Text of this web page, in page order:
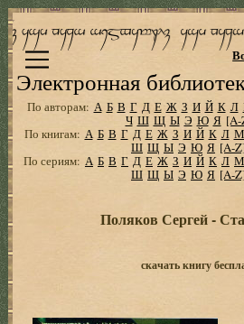
Электронная
По авторам: А Б В Г Д Е Ж З И Й К Л
Ч Ш Щ Ы Э Ю Я
По книгам: А Б В Г Д Е Ж З И Й К Л М
Ш Щ Ы Э Ю Я [A-
По сериям: А Б В Г Д Е Ж З И Й К Л М
Ш Щ Ы Э Ю Я [A-
Поляков Сергей -
скачать книгу